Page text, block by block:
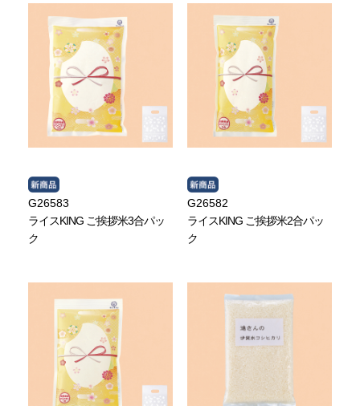
G26583
ライスKING ご挨拶米3合パッ
ク
G26582
ライスKING ご挨拶米2合パッ
ク